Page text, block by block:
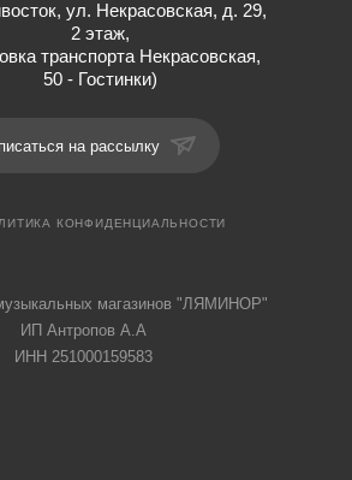
ул. Некрасовская, д. 29,
2 этаж,
транспорта Некрасовская,
50 - Гостинки)
на рассылку
КОНФИДЕНЦИАЛЬНОСТИ
магазинов "ЛЯМИНОР"
ИП Антропов А.А
ИНН 251000159583